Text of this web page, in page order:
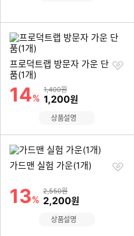
프로덕트랩 방문자 가운 단
품(1개)
할인률
14%
상품금액
1,400원
할인금액
1,200원
찜
상품설명
가드맨 실험 가운(1개)
할인률
13%
상품금액
2,550원
할인금액
2,200원
찜
상품설명